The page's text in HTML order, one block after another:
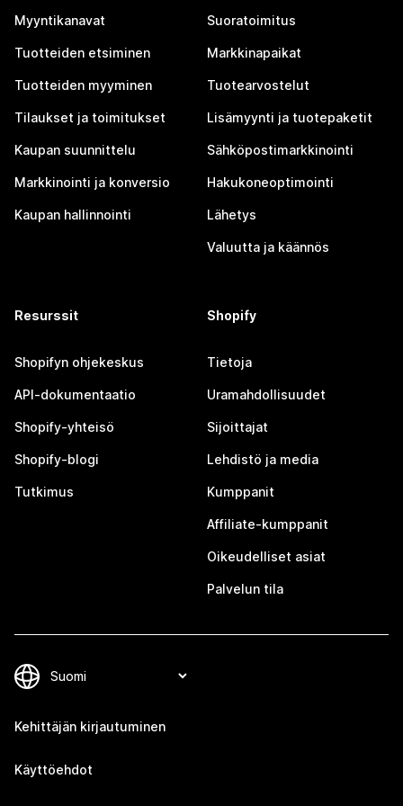
Myyntikanavat
Tuotteiden etsiminen
Tuotteiden myyminen
Tilaukset ja toimitukset
Kaupan suunnittelu
Markkinointi ja konversio
Kaupan hallinnointi
Suoratoimitus
Markkinapaikat
Tuotearvostelut
Lisämyynti ja tuotepaketit
Sähköpostimarkkinointi
Hakukoneoptimointi
Lähetys
Valuutta ja käännös
Resurssit
Shopifyn ohjekeskus
API-dokumentaatio
Shopify-yhteisö
Shopify-blogi
Tutkimus
Shopify
Tietoja
Uramahdollisuudet
Sijoittajat
Lehdistö ja media
Kumppanit
Affiliate-kumppanit
Oikeudelliset asiat
Palvelun tila
Kehittäjän kirjautuminen
Käyttöehdot